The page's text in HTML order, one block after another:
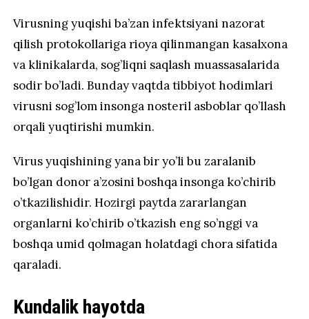
Virusning yuqishi ba’zan infektsiyani nazorat
qilish protokollariga rioya qilinmangan kasalxona
va klinikalarda, sog’liqni saqlash muassasalarida
sodir bo’ladi. Bunday vaqtda tibbiyot hodimlari
virusni sog’lom insonga nosteril asboblar qo’llash
orqali yuqtirishi mumkin.
Virus yuqishining yana bir yo’li bu zaralanib
bo’lgan donor a’zosini boshqa insonga ko’chirib
o’tkazilishidir. Hozirgi paytda zararlangan
organlarni ko’chirib o’tkazish eng so’nggi va
boshqa umid qolmagan holatdagi chora sifatida
qaraladi.
Kundalik hayotda